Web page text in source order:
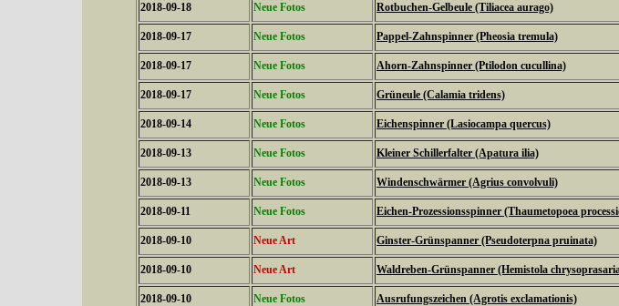
2018-09-18 Neue Fotos Rotbuchen-Gelbeule (Tiliacea aurago)
2018-09-17 Neue Fotos Pappel-Zahnspinner (Pheosia tremula)
2018-09-17 Neue Fotos Ahorn-Zahnspinner (Ptilodon cucullina)
2018-09-17 Neue Fotos Grüneule (Calamia tridens)
2018-09-14 Neue Fotos Eichenspinner (Lasiocampa quercus)
2018-09-13 Neue Fotos Kleiner Schillerfalter (Apatura ilia)
2018-09-13 Neue Fotos Windenschwärmer (Agrius convolvuli)
2018-09-11 Neue Fotos Eichen-Prozessionsspinner (Thaumetopoea
2018-09-10 Neue Art Ginster-Grünspanner (Pseudoterpna pruinata)
2018-09-10 Neue Art Waldreben-Grünspanner (Hemistola
2018-09-10 Neue Fotos Ausrufungszeichen (Agrotis exclamationis)